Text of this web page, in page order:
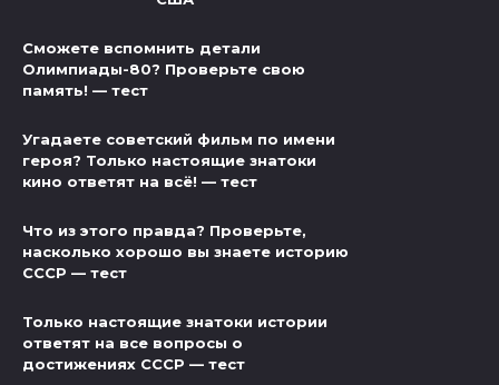
Сможете вспомнить детали
Олимпиады-80? Проверьте свою
память! — тест
Угадаете советский фильм по имени
героя? Только настоящие знатоки
кино ответят на всё! — тест
Что из этого правда? Проверьте,
насколько хорошо вы знаете историю
СССР — тест
Только настоящие знатоки истории
ответят на все вопросы о
достижениях СССР — тест